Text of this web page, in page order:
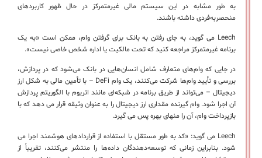
به طور مشابه در این سیستم مالی غیرمتمرکز در حال ظهور کاربردهای
منحصربه‌فردی داشته باشند.
Leech می گوید، به جای رفتن به بانک برای گرفتن وام، ممکن است «به یک
برنامه غیرمتمرکز مراجعه کنید که تحت مالکیت یا اداره شخص خاصی نیست».
در جایی که وام‌های متعارف شامل انسان‌هایی در بانک می‌شود که در پردازش،
بررسی و تأیید وام‌ها شرکت می‌کنند، یک وام DeFi – با تأمین مالی به شکل ارز
دیجیتال – می‌تواند از طریق برنامه در شبکه‌ای مانند اتریوم با الگوریتم پردازش
آن اجرا شود. وام گیرنده مقداری ارز دیجیتال را به عنوان وثیقه قرار می دهد که با
بازپرداخت وام، آن را منهای بهره پس می گیرد.
Leech می گوید: «کد به طور مستقل با استفاده از قراردادهای هوشمند اجرا می
شود. بنابراین زمانی که توسعه‌دهندگان داده‌ها را منتشر می‌کنند، تقریباً از